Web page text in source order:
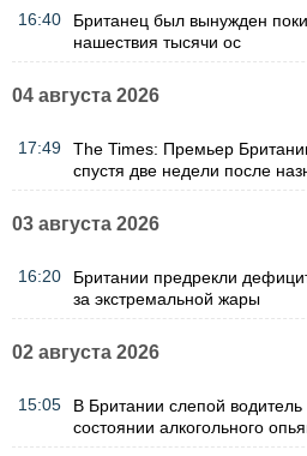
16:40
Британец был вынужден
нашествия тысячи ос
04 августа 2026
17:49
The Times: Премьер
спустя две недели после
03 августа 2026
16:20
Британии предрекли
за экстремальной жары
02 августа 2026
15:05
В Британии слепой
состоянии алкогольного